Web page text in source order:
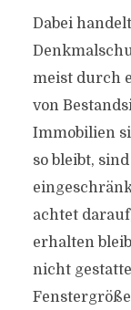
Dabei
meist durch
von
Immobilien
so bleibt,
achtet
erhalten
nicht